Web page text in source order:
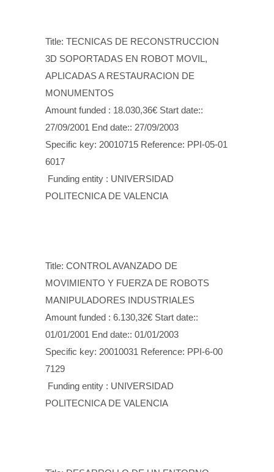
Title: TECNICAS DE RECONSTRUCCION
3D SOPORTADAS EN ROBOT MOVIL,
APLICADAS A RESTAURACION DE
MONUMENTOS
Amount funded : 18.030,36€ Start date::
27/09/2001 End date:: 27/09/2003
Specific key: 20010715 Reference: PPI-05-01
6017
Funding entity : UNIVERSIDAD
POLITECNICA DE VALENCIA
Title: CONTROL AVANZADO DE
MOVIMIENTO Y FUERZA DE ROBOTS
MANIPULADORES INDUSTRIALES
Amount funded : 6.130,32€ Start date::
01/01/2001 End date:: 01/01/2003
Specific key: 20010031 Reference: PPI-6-00
7129
Funding entity : UNIVERSIDAD
POLITECNICA DE VALENCIA